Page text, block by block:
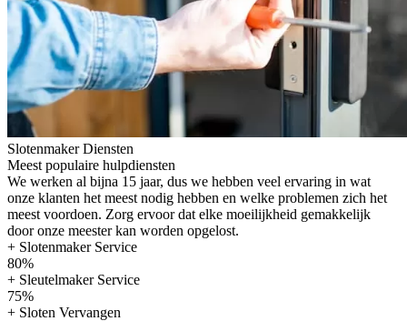
Slotenmaker Diensten
Meest populaire hulpdiensten
We werken al bijna 15 jaar, dus we hebben veel ervaring in wat
onze klanten het meest nodig hebben en welke problemen zich het
meest voordoen. Zorg ervoor dat elke moeilijkheid gemakkelijk
door onze meester kan worden opgelost.
+ Slotenmaker Service
80%
+ Sleutelmaker Service
75%
+ Sloten Vervangen